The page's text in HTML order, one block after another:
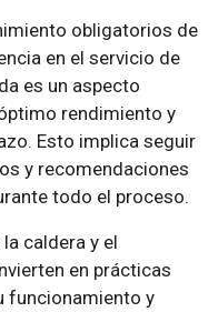
obligatorios de
en el servicio de
es un aspecto
rendimiento y
Esto implica seguir
y recomendaciones
todo el proceso.
caldera y el
en prácticas
funcionamiento y